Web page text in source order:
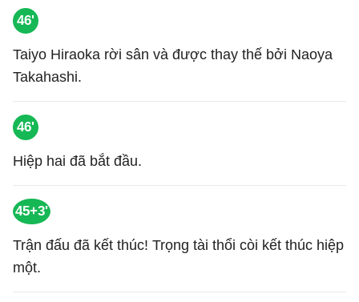
46'
Taiyo Hiraoka rời sân và được thay thế bởi Naoya
Takahashi.
46'
Hiệp hai đã bắt đầu.
45+3'
Trận đấu đã kết thúc! Trọng tài thổi còi kết thúc hiệp
một.